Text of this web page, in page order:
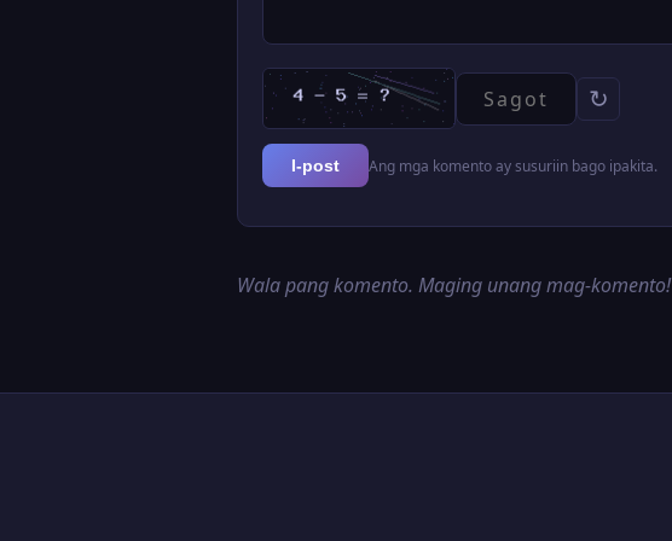
↻
I-post Ang mga komento ay susuriin bago ipakita.
Wala pang komento. Maging unang mag-komento!